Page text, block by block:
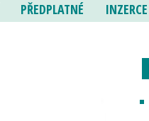
PŘEDPLATNÉ INZERCE